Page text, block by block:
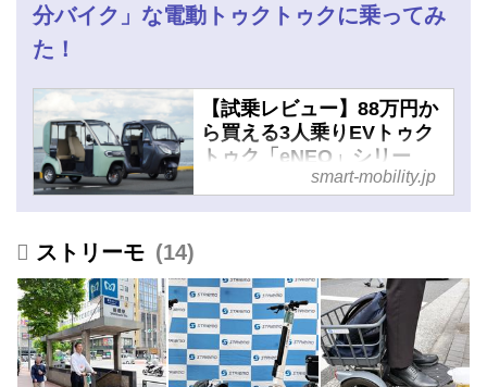
分バイク」な電動トゥクトゥクに乗ってみ
た！
【試乗レビュー】88万円か
ら買える3人乗りEVトゥク
トゥク「eNEO」シリー
ズ。実用的な電動トライク
smart-mobility.jp
ストリーモ 14